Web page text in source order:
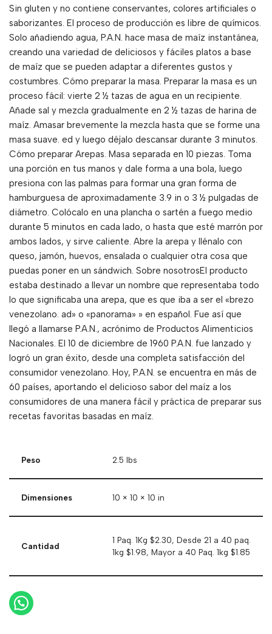
Sin gluten y no contiene conservantes, colores artificiales o
saborizantes. El proceso de producción es libre de químicos.
Solo añadiendo agua, P.A.N. hace masa de maíz instantánea,
creando una variedad de deliciosos y fáciles platos a base
de maíz que se pueden adaptar a diferentes gustos y
costumbres. Cómo preparar la masa. Preparar la masa es un
proceso fácil: vierte 2 ½ tazas de agua en un recipiente.
Añade sal y mezcla gradualmente en 2 ½ tazas de harina de
maíz. Amasar brevemente la mezcla hasta que se forme una
masa suave. ed y luego déjalo descansar durante 3 minutos.
Cómo preparar Arepas. Masa separada en 10 piezas. Toma
una porción en tus manos y dale forma a una bola, luego
presiona con las palmas para formar una gran forma de
hamburguesa de aproximadamente 3.9 in o 3 ½ pulgadas de
diámetro. Colócalo en una plancha o sartén a fuego medio
durante 5 minutos en cada lado, o hasta que esté marrón por
ambos lados, y sirve caliente. Abre la arepa y llénalo con
queso, jamón, huevos, ensalada o cualquier otra cosa que
puedas poner en un sándwich. Sobre nosotrosEl producto
estaba destinado a llevar un nombre que representaba todo
lo que significaba una arepa, que es que iba a ser el «brezo
venezolano. ad» o «panorama» » en español. Fue así que
llegó a llamarse P.A.N., acrónimo de Productos Alimenticios
Nacionales. El 10 de diciembre de 1960 P.A.N. fue lanzado y
logró un gran éxito, desde una completa satisfacción del
consumidor venezolano. Hoy, P.A.N. se encuentra en más de
60 países, aportando el delicioso sabor del maíz a los
consumidores de una manera fácil y práctica de preparar sus
recetas favoritas basadas en maíz.
Peso 2.5 lbs
Dimensiones 10 × 10 × 10 in
Cantidad
1 Paq. 1Kg $2.30, Desde 21 a 40 paq.
1kg $1.98, Mayor a 40 Paq. 1kg $1.85